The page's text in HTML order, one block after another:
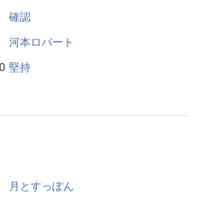
確認
河本ロバート
堅持
月とすっぽん